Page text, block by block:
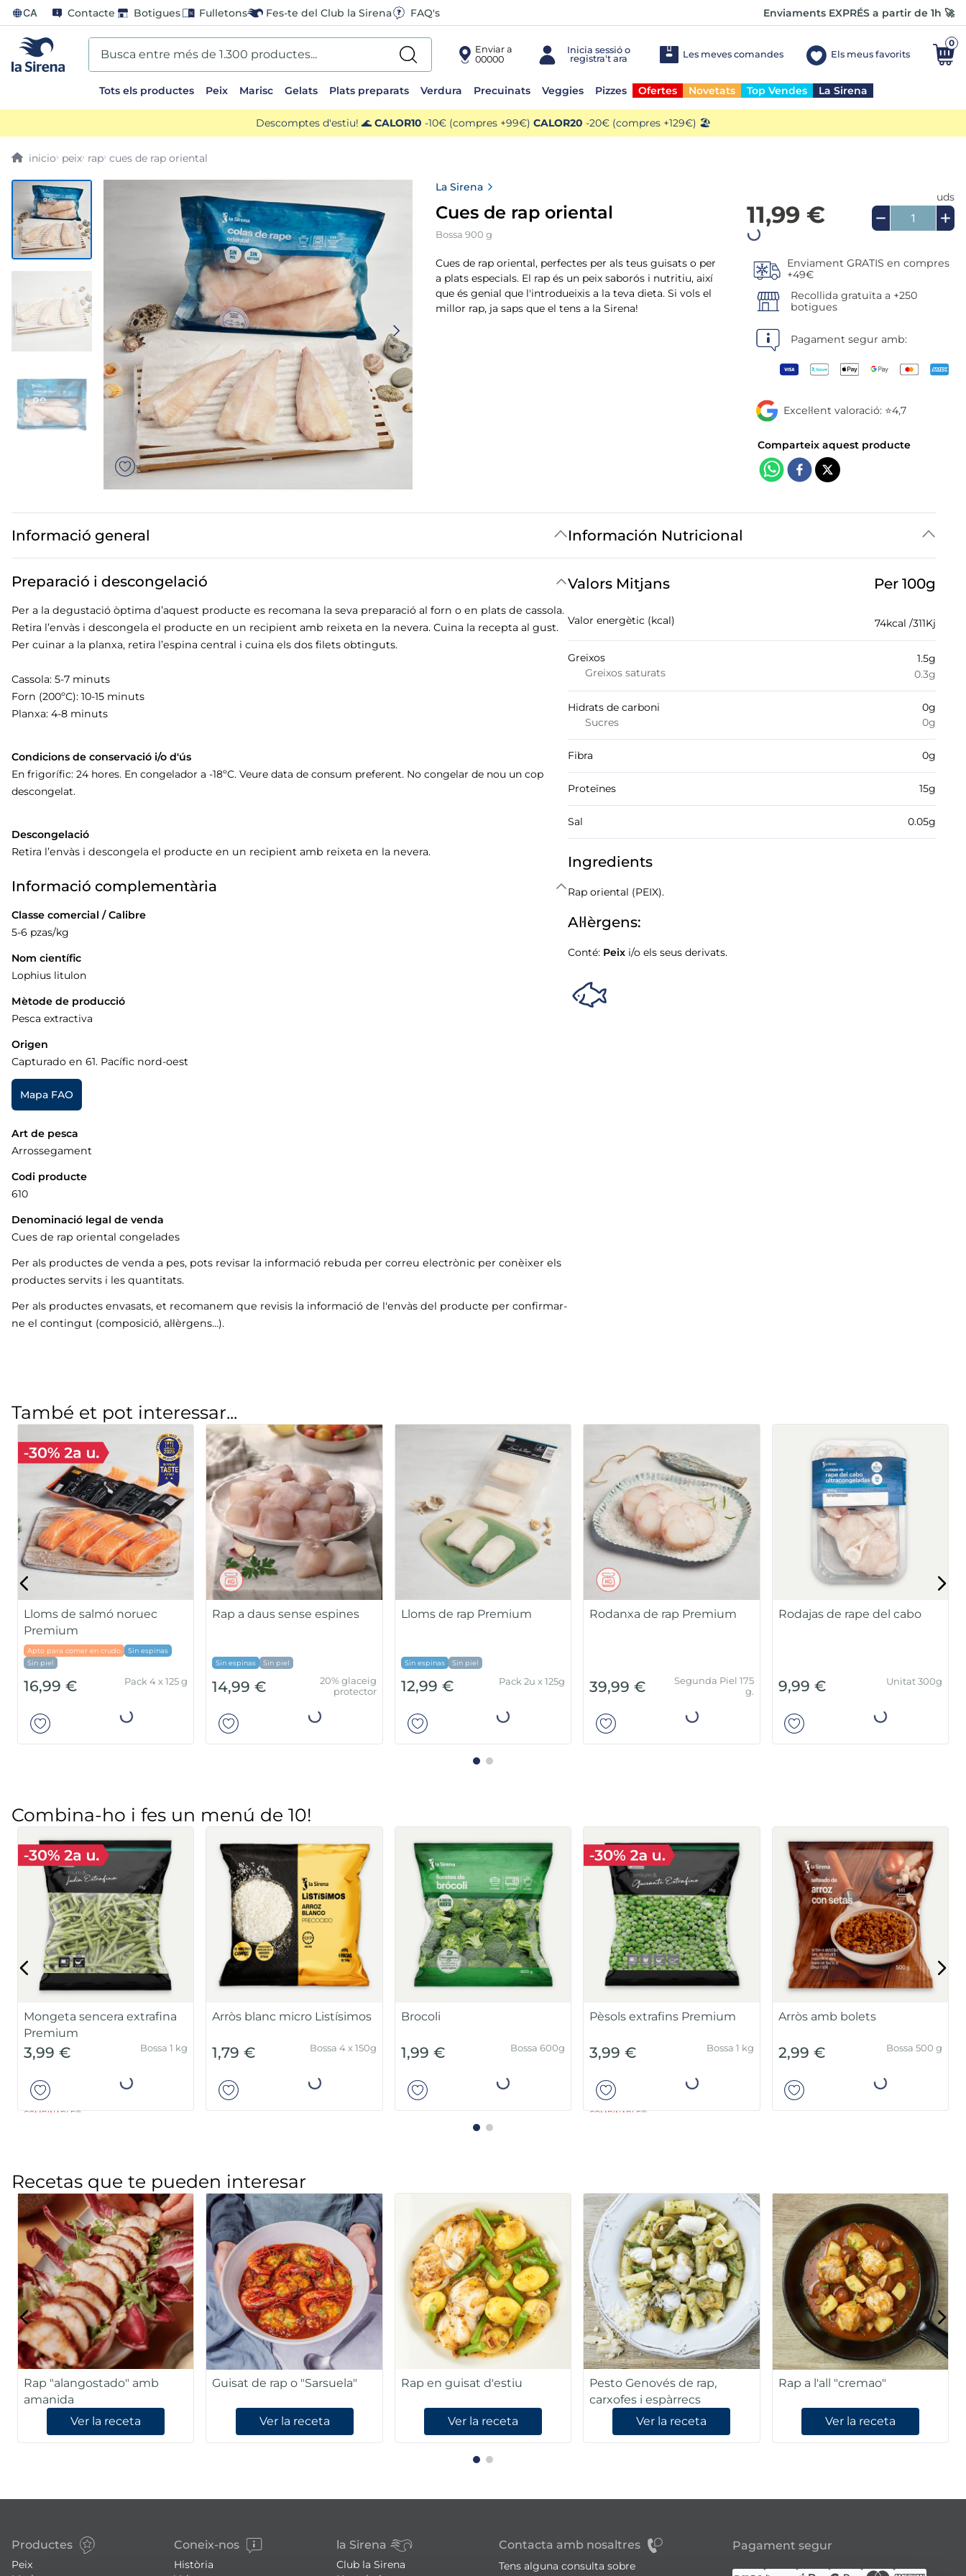
CA Contacte Botigues Fulletons Fes-te del Club la Sirena FAQ's Enviaments EXPRÉS a partir de 1h 🚀
Busca entre més de 1.300 productes...
Enviar a
00000
Les meves comandes Els meus favorits
0
Tots els productes Peix Marisc Gelats Plats preparats Verdura Precuinats Veggies Pizzes Ofertes Novetats Top Vendes La Sirena
Descomptes d'estiu! 🌊 CALOR10 -10€ (compres +99€) CALOR20 -20€ (compres +129€) 🏖️
peix rap cues de rap oriental
La Sirena
Cues de rap oriental
Bossa 900 g
Cues de rap oriental, perfectes per als teus guisats o per
a plats especials. El rap és un peix saborós i nutritiu, així
que és genial que l'introdueixis a la teva dieta. Si vols el
millor rap, ja saps que el tens a la Sirena!
11,99 €
uds
Enviament GRATIS en compres
+49€
Recollida gratuïta a +250
Informació general
Preparació i descongelació
Per a la degustació òptima d’aquest producte es recomana la seva preparació al forn o en plats de cassola.
Retira l’envàs i descongela el producte en un recipient amb reixeta en la nevera. Cuina la recepta al gust.
Per cuinar a la planxa, retira l’espina central i cuina els dos filets obtinguts.
Cassola: 5-7 minuts
Forn (200ºC): 10-15 minuts
Planxa: 4-8 minuts
Condicions de conservació i/o d'ús
En frigorífic: 24 hores. En congelador a -18ºC. Veure data de consum preferent. No congelar de nou un cop
descongelat.
Descongelació
Retira l’envàs i descongela el producte en un recipient amb reixeta en la nevera.
Informació complementària
Classe comercial / Calibre
5-6 pzas/kg
Nom científic
Lophius litulon
Mètode de producció
Pesca extractiva
Origen
Capturado en 61. Pacífic nord-oest
Mapa FAO
Art de pesca
Arrossegament
Codi producte
610
Denominació legal de venda
Cues de rap oriental congelades
Per als productes de venda a pes, pots revisar la informació rebuda per correu electrònic per conèixer els
productes servits i les quantitats.
Per als productes envasats, et recomanem que revisis la informació de l'envàs del producte per confirmar-
ne el contingut (composició, al·lèrgens…).
Información Nutricional
Valors Mitjans Per 100g
Valor energètic (kcal) 74kcal /311Kj
Greixos
Greixos saturats
1.5g
0.3g
Hidrats de carboni
Sucres
0g
0g
Fibra 0g
Proteïnes 15g
Sal 0.05g
Ingredients
Rap oriental (PEIX).
Al·lèrgens:
Conté: Peix i/o els seus derivats.
També et pot interessar...
Cua de rap blanc
24,99 €
Segunda Piel 500
Lloms de salmó noruec
Apto para comer en crudo
Sin piel
16,99 € Pack 4 x 125 g
Rap a daus sense espines
Sin espinas Sin piel
14,99 €
20% glaceig
Lloms de rap Premium
12,99 € Pack 2u x 125g
Rodanxa de rap Premium
39,99 €
Segunda Piel 175
Combina-ho i fes un menú de 10!
Arròs tres delícies Basic
2,79 € Bossa 850 g
Saltat d'espinacs amb
panses i pinyons
2,99 € Bossa 400g
Espinacs en porcions Basic
2,10 € Bossa 1kg
Saltat d'espinacs, gambes i
bacó
3,99 € Unitat 450 g
Mongeta sencera extrafina
3,99 € Bossa 1 kg
Recetas que te pueden interesar
Rap "alangostado" amb
amanida
Ver la receta
Guisat de rap o "Sarsuela"
Ver la receta
Rap en guisat d'estiu
Ver la receta
Pesto Genovés de rap,
carxofes i espàrrecs
Ver la receta
Rap a l'all "cremao"
Ver la receta
Productes
Peix
Coneix-nos
Història
la Sirena
Club la Sirena
Contacta amb nosaltres
Tens alguna consulta sobre
Pagament segur
sirena
sirena
premium